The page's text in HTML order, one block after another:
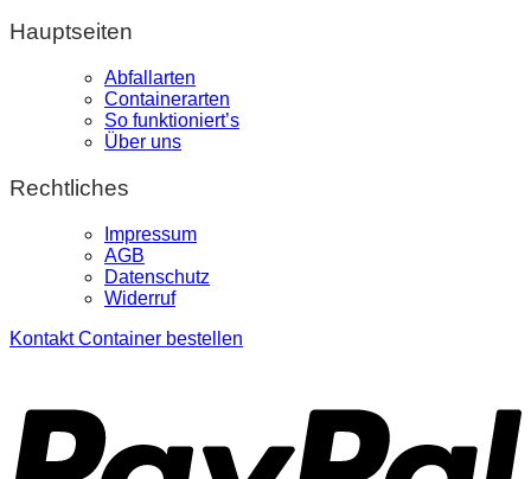
Hauptseiten
Abfallarten
Containerarten
So funktioniert’s
Über uns
Rechtliches
Impressum
AGB
Datenschutz
Widerruf
Kontakt Container bestellen